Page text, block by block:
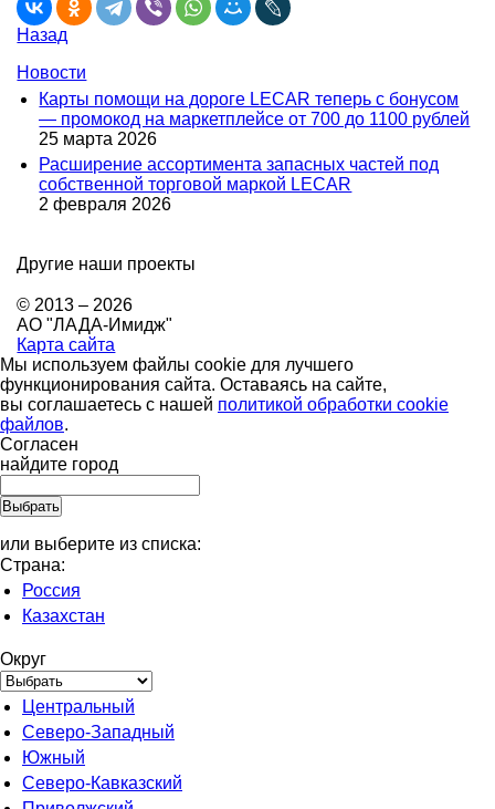
Назад
Новости
Карты помощи на дороге LECAR теперь с бонусом
— промокод на маркетплейсе от 700 до 1100 рублей
25 марта 2026
Расширение ассортимента запасных частей под
собственной торговой маркой LECAR
2 февраля 2026
Другие наши проекты
© 2013 – 2026
АО "ЛАДА-Имидж"
Карта сайта
Мы используем файлы cookie для лучшего
функционирования сайта. Оставаясь на сайте,
вы соглашаетесь с нашей политикой обработки cookie
файлов.
Согласен
найдите город
или выберите из списка:
Страна:
Россия
Казахстан
Округ
Центральный
Северо-Западный
Южный
Северо-Кавказский